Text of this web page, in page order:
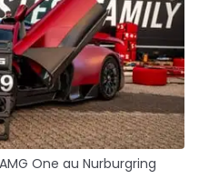
One au Nurburgring